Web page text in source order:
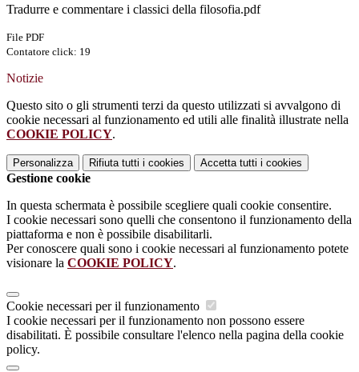
Tradurre e commentare i classici della filosofia.pdf
File PDF
Contatore click: 19
Notizie
Questo sito o gli strumenti terzi da questo utilizzati si avvalgono di
cookie necessari al funzionamento ed utili alle finalità illustrate nella
COOKIE POLICY.
Personalizza Rifiuta tutti i cookies Accetta tutti i cookies
Gestione cookie
In questa schermata è possibile scegliere quali cookie consentire.
I cookie necessari sono quelli che consentono il funzionamento della
piattaforma e non è possibile disabilitarli.
Per conoscere quali sono i cookie necessari al funzionamento potete
visionare la COOKIE POLICY.
Cookie necessari per il funzionamento
I cookie necessari per il funzionamento non possono essere
disabilitati. È possibile consultare l'elenco nella pagina della cookie
policy.